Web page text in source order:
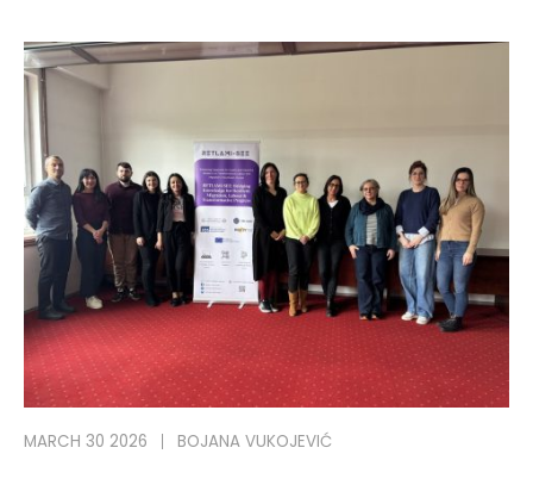
MARCH 30 2026 BOJANA VUKOJEVIĆ